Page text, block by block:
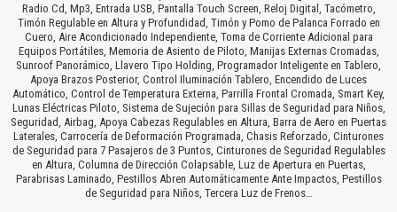
Radio Cd, Mp3, Entrada USB, Pantalla Touch Screen, Reloj Digital, Tacómetro,
Timón Regulable en Altura y Profundidad, Timón y Pomo de Palanca Forrado en
Cuero, Aire Acondicionado Independiente, Toma de Corriente Adicional para
Equipos Portátiles, Memoria de Asiento de Piloto, Manijas Externas Cromadas,
Sunroof Panorámico, Llavero Tipo Holding, Programador Inteligente en Tablero,
Apoya Brazos Posterior, Control Iluminación Tablero, Encendido de Luces
Automático, Control de Temperatura Externa, Parrilla Frontal Cromada, Smart Key,
Lunas Eléctricas Piloto, Sistema de Sujeción para Sillas de Seguridad para Niños,
Seguridad, Airbag, Apoya Cabezas Regulables en Altura, Barra de Aero en Puertas
Laterales, Carrocería de Deformación Programada, Chasis Reforzado, Cinturones
de Seguridad para 7 Pasajeros de 3 Puntos, Cinturones de Seguridad Regulables
en Altura, Columna de Dirección Colapsable, Luz de Apertura en Puertas,
Parabrisas Laminado, Pestillos Abren Automáticamente Ante Impactos, Pestillos
de Seguridad para Niños, Tercera Luz de Frenos…